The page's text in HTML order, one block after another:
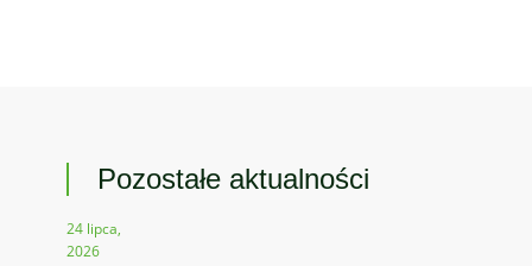
Pozostałe aktualności
24 lipca,
2026